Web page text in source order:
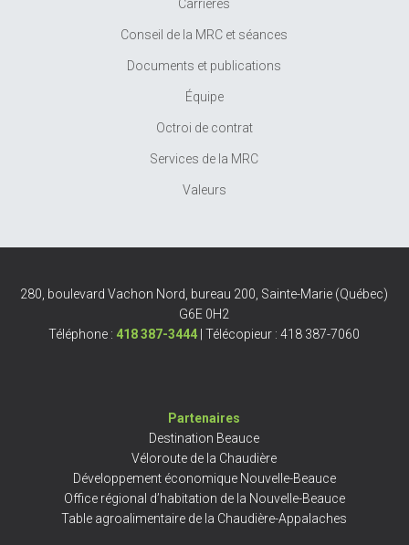
Carrières
Conseil de la MRC et séances
Documents et publications
Équipe
Octroi de contrat
Services de la MRC
Valeurs
280, boulevard Vachon Nord, bureau 200, Sainte-Marie (Québec)
G6E 0H2
Téléphone : 418 387-3444 | Télécopieur : 418 387-7060
Partenaires
Destination Beauce
Véloroute de la Chaudière
Développement économique Nouvelle-Beauce
Office régional d’habitation de la Nouvelle-Beauce
Table agroalimentaire de la Chaudière-Appalaches